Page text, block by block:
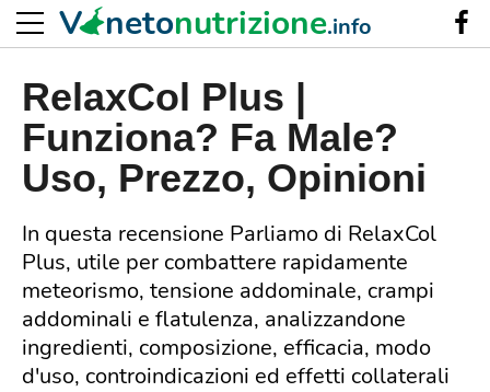
RelaxCol Plus |
Funziona? Fa Male?
Uso, Prezzo, Opinioni
In questa recensione Parliamo di RelaxCol
Plus, utile per combattere rapidamente
meteorismo, tensione addominale, crampi
addominali e flatulenza, analizzandone
ingredienti, composizione, efficacia, modo
d'uso, controindicazioni ed effetti collaterali
V netonutrizione.info